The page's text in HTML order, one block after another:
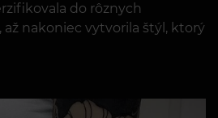
do rôznych
nakoniec vytvorila štýl, ktorý